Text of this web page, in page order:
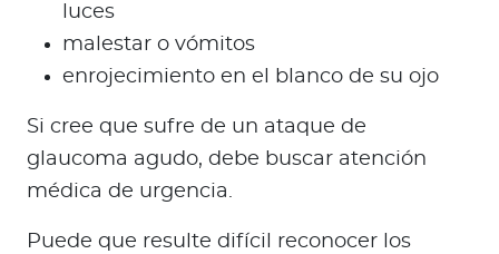
luces
malestar o vómitos
enrojecimiento en el blanco de su ojo
Si cree que sufre de un ataque de
glaucoma agudo, debe buscar atención
médica de urgencia.
Puede que resulte difícil reconocer los